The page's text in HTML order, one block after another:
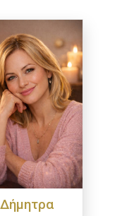
Δήμητρα